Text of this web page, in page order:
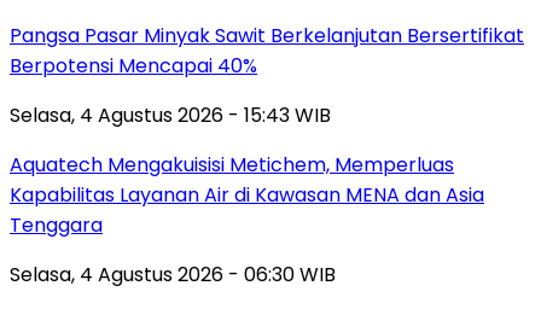
Pangsa Pasar Minyak Sawit Berkelanjutan Bersertifikat
Berpotensi Mencapai 40%
Selasa, 4 Agustus 2026 - 15:43 WIB
Aquatech Mengakuisisi Metichem, Memperluas
Kapabilitas Layanan Air di Kawasan MENA dan Asia
Tenggara
Selasa, 4 Agustus 2026 - 06:30 WIB